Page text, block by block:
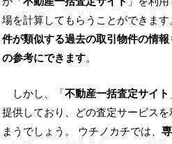
場を計算してもらうことができます
件が類似する過去の取引物件の情
の参考にできます。
しかし、「不動産一括査定サイト
提供しており、どの査定サービス
まうでしょう。 ウチノカチでは、